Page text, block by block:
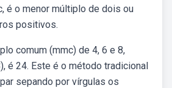
é o menor múltiplo de dois ou
positivos.
comum (mmc) de 4, 6 e 8,
é 24. Este é o método tradicional
sepando por vírgulas os